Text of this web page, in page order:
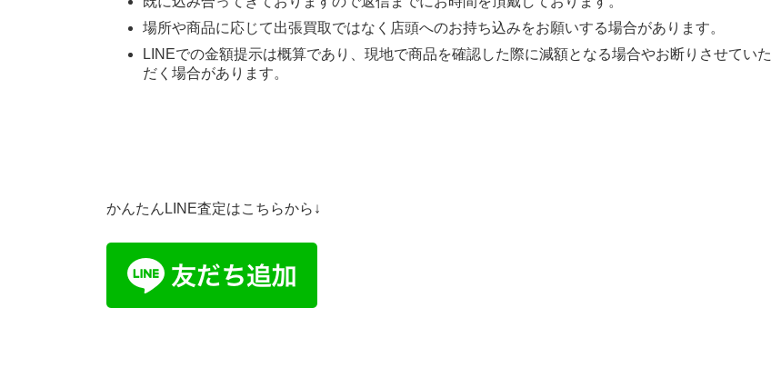
場所や商品に応じて出張買取ではなく店頭へのお持ち込みをお願いする場合があります。
LINEでの金額提示は概算であり、現地で商品を確認した際に減額となる場合やお断りさせていた
だく場合があります。
かんたんLINE査定はこちらから↓